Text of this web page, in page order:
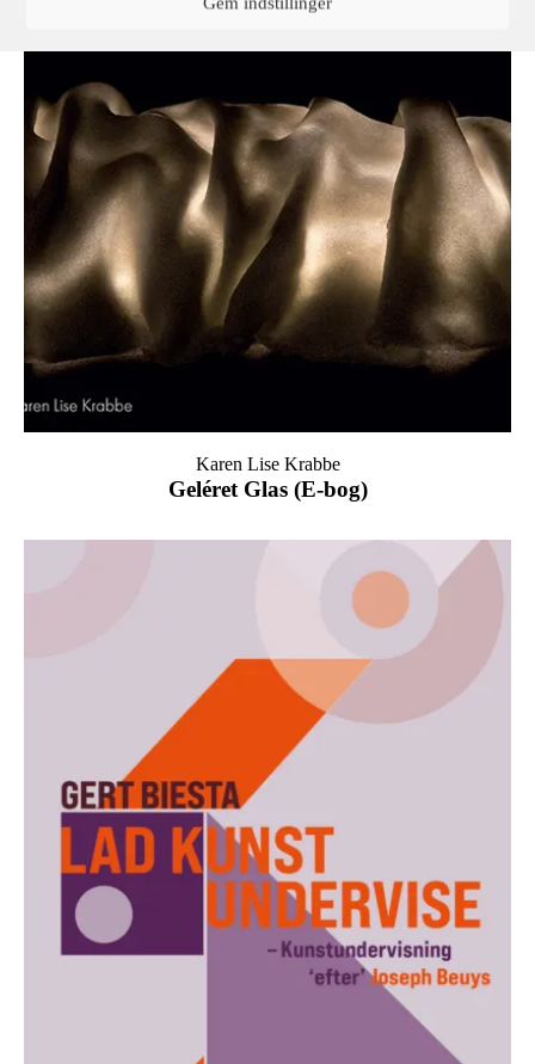
Geléret Glas (E-bog)
Karen Lise Krabbe